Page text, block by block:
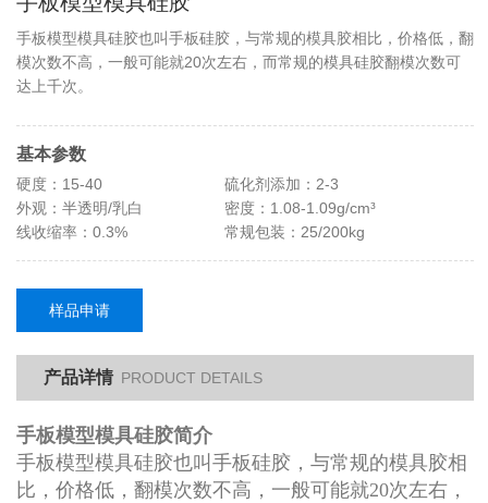
手板模型模具硅胶也叫手板硅胶，与常规的模具胶相比，价格低，翻
模次数不高，一般可能就20次左右，而常规的模具硅胶翻模次数可
达上千次。
基本参数
硬度：15-40
硫化剂添加：2-3
外观：半透明/乳白
密度：1.08-1.09g/cm³
线收缩率：0.3%
常规包装：25/200kg
样品申请
产品详情 PRODUCT DETAILS
手板模型模具硅胶简介
手板模型模具硅胶也叫手板硅胶，与常规的模具胶相
比，价格低，翻模次数不高，一般可能就20次左右，